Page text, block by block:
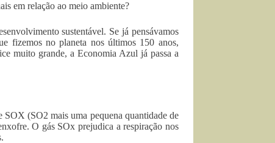
em relação ao meio ambiente?
sustentável. Se já pensávamos
fizemos no planeta nos últimos 150 anos,
muito grande, a Economia Azul já passa a
(SO2 mais uma pequena quantidade de
O gás SOx prejudica a respiração nos